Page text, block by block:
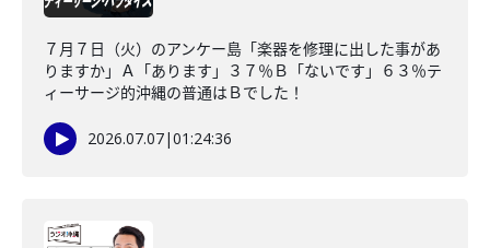
７月７日（火）のアンケー島「楽器を修理に出した事があ
りますか」Ａ「あります」３７％Ｂ「ないです」６３％テ
ィーサージ的沖縄の普通はＢでした！
2026.07.07|01:24:36